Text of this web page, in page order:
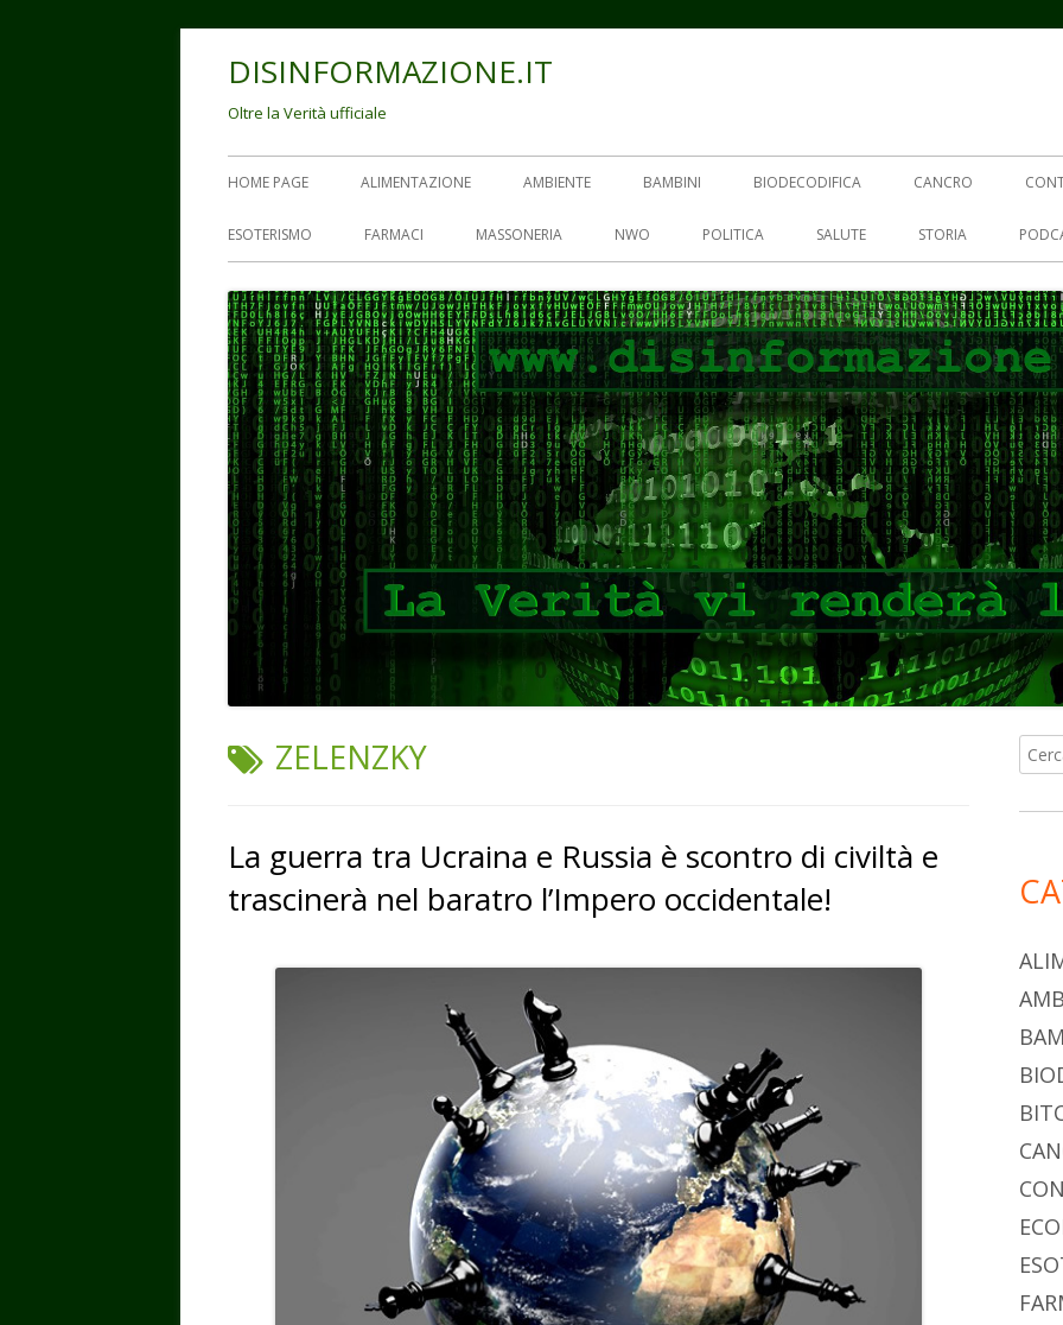
DISINFORMAZIONE.IT
Oltre la Verità ufficiale
Menu
principale
HOME PAGE ALIMENTAZIONE AMBIENTE BAMBINI BIODECODIFICA CANCRO
ESOTERISMO FARMACI MASSONERIA NWO POLITICA SALUTE STORIA
TAG:
ZELENZKY
La guerra tra Ucraina e Russia è scontro di civiltà e
trascinerà nel baratro l’Impero occidentale!
per: